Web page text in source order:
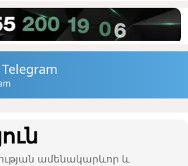
ամենակարևոր և